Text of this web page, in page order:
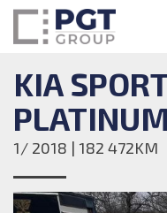
KIA
1/ 2018 | 182 472KM